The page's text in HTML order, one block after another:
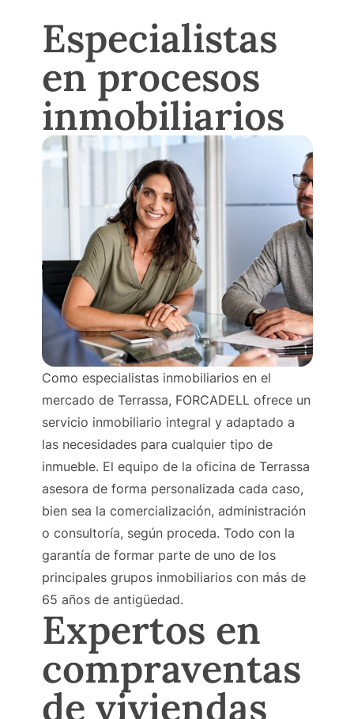
Especialistas
en procesos
inmobiliarios
Como especialistas inmobiliarios en el
mercado de Terrassa, FORCADELL ofrece un
servicio inmobiliario integral y adaptado a
las necesidades para cualquier tipo de
inmueble. El equipo de la oficina de Terrassa
asesora de forma personalizada cada caso,
bien sea la comercialización, administración
o consultoría, según proceda. Todo con la
garantía de formar parte de uno de los
principales grupos inmobiliarios con más de
65 años de antigüedad.
Expertos en
compraventas
de viviendas